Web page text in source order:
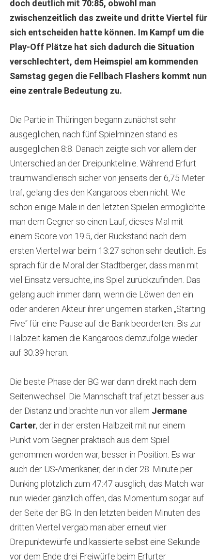
doch deutlich mit 70:85, obwohl man
zwischenzeitlich das zweite und dritte Viertel für
sich entscheiden hatte können. Im Kampf um die
Play-Off Plätze hat sich dadurch die Situation
verschlechtert, dem Heimspiel am kommenden
Samstag gegen die Fellbach Flashers kommt nun
eine zentrale Bedeutung zu.
Die Partie in Thüringen begann zunächst sehr
ausgeglichen, nach fünf Spielminzen stand es
ausgeglichen 8:8. Danach zeigte sich vor allem der
Unterschied an der Dreipunktelinie. Während Erfurt
traumwandlerisch sicher von jenseits der 6,75 Meter
traf, gelang dies den Kangaroos eben nicht. Wie
schon einige Male in den letzten Spielen ermöglichte
man dem Gegner so einen Lauf, dieses Mal mit
einem Score von 19:5, der Rückstand nach dem
ersten Viertel war beim 13:27 schon sehr deutlich. Es
sprach für die Moral der Stadtberger, dass man mit
viel Einsatz versuchte, ins Spiel zurückzufinden. Das
gelang auch immer dann, wenn die Löwen den ein
oder anderen Akteur ihrer ungemein starken „Starting
Five“ für eine Pause auf die Bank beorderten. Bis zur
Halbzeit kamen die Kangaroos demzufolge wieder
auf 30:39 heran.
Die beste Phase der BG war dann direkt nach dem
Seitenwechsel. Die Mannschaft traf jetzt besser aus
der Distanz und brachte nun vor allem Jermane
Carter, der in der ersten Halbzeit mit nur einem
Punkt vom Gegner praktisch aus dem Spiel
genommen worden war, besser in Position. Es war
auch der US-Amerikaner, der in der 28. Minute per
Dunking plötzlich zum 47:47 ausglich, das Match war
nun wieder gänzlich offen, das Momentum sogar auf
der Seite der BG. In den letzten beiden Minuten des
dritten Viertel vergab man aber erneut vier
Dreipunktewürfe und kassierte selbst eine Sekunde
vor dem Ende drei Freiwürfe beim Erfurter